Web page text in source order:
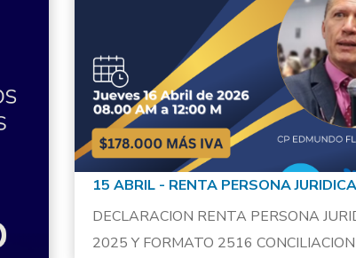
DECLARACION RENTA PERSONA
2025 Y FORMATO 2516